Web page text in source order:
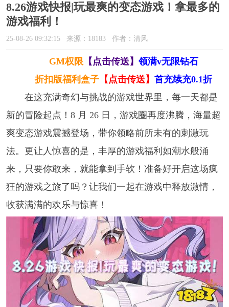
8.26游戏快报|玩最爽的变态游戏！拿最多的
游戏福利！
25-08-26 09:32:15 来源：18183 作者：清风
GM权限 【点击传送】 领满v无限钻石
折扣版福利盒子 【点击传送】首充续充0.1折
在这充满奇幻与挑战的游戏世界里，每一天都是
新的冒险起点！8 月 26 日，游戏圈再度沸腾，海量超
爽变态游戏震撼登场，带你领略前所未有的刺激玩
法。更让人惊喜的是，丰厚的游戏福利如潮水般涌
来，只要你敢来，就能拿到手软！准备好开启这场疯
狂的游戏之旅了吗？让我们一起在游戏中释放激情，
收获满满的欢乐与惊喜！